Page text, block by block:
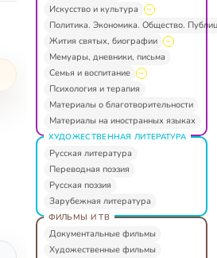
Искусство и культура
Политика. Экономика. Общество.
Жития святых, биографии
Мемуары, дневники, письма
Семья и воспитание
Психология и терапия
Материалы о благотворительности
Материалы на иностранных языках
ХУДОЖЕСТВЕННАЯ ЛИТЕРАТУРА
Русская литература
Переводная поэзия
Русская поэзия
Зарубежная литература
ФИЛЬМЫ И ТВ
Документальные фильмы
Художественные фильмы